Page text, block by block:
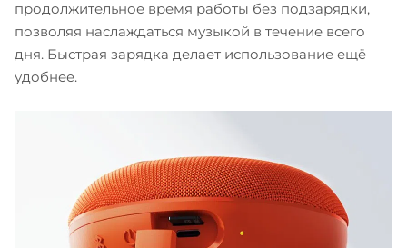
продолжительное время работы без подзарядки,
позволяя наслаждаться музыкой в течение всего
дня. Быстрая зарядка делает использование ещё
удобнее.